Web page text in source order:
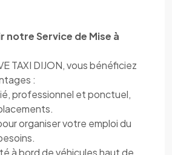
notre Service de Mise à
TAXI DIJON, vous bénéficiez
:
professionnel et ponctuel,
organiser votre emploi du
à bord de véhicules haut de